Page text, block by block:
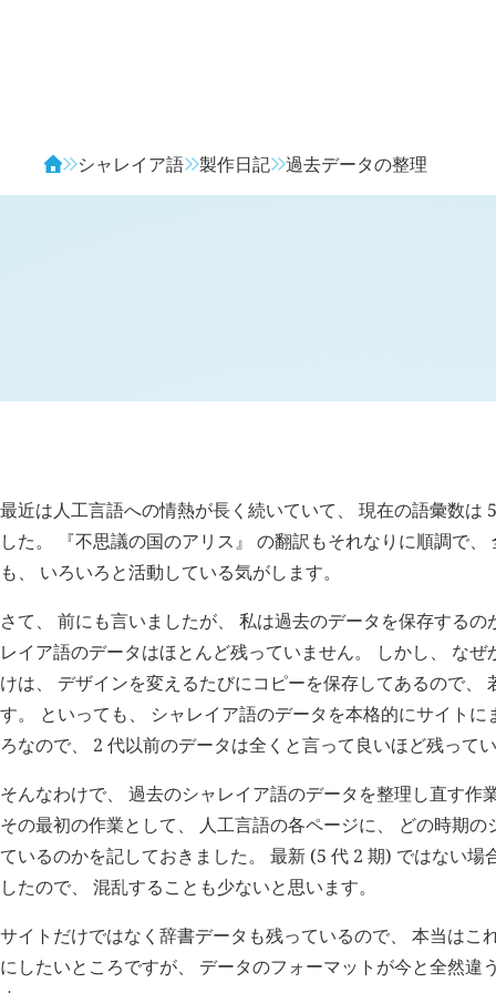
シャレイア語 製作日記 過去データの整理
最近は人工言語への情熱が長く続いていて、 現在の語彙数は
した。 『不思議の国のアリス』 の翻訳もそれなりに順調で
も、 いろいろと活動している気がします。
さて、 前にも言いましたが、 私は過去のデータを保存する
レイア語のデータはほとんど残っていません。 しかし、 な
けは、 デザインを変えるたびにコピーを保存してあるので、
す。 といっても、 シャレイア語のデータを本格的にサイトに
ろなので、 2 代以前のデータは全くと言って良いほど残って
そんなわけで、 過去のシャレイア語のデータを整理し直す作
その最初の作業として、 人工言語の各ページに、 どの時期
ているのかを記しておきました。 最新 (5 代 2 期) ではない場
したので、 混乱することも少ないと思います。
サイトだけではなく辞書データも残っているので、 本当はこ
にしたいところですが、 データのフォーマットが今と全然違